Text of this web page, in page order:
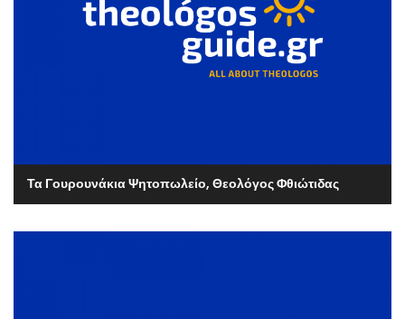
Τα Γουρουνάκια Ψητοπωλείο, Θεολόγος Φθιώτιδας